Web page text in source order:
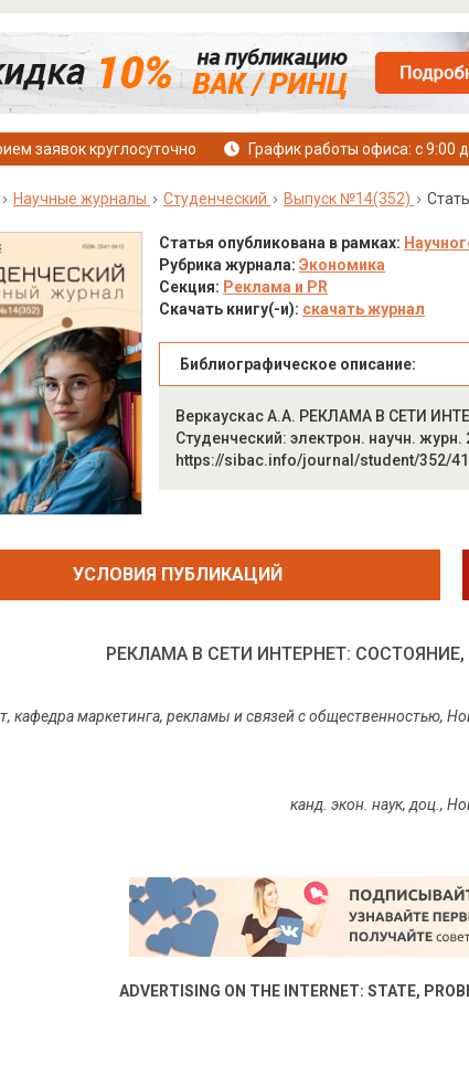
заявок круглосуточно График работы офиса: с 9:00
Научные журналы Студенческий Выпуск №14(352)
Статья опубликована в рамках:
Рубрика журнала: Экономика
Секция: Реклама и PR
Скачать книгу(-и): скачать журнал
Библиографическое описание:
Веркаускас А.А. РЕКЛАМА В СЕТИ
Студенческий: электрон. научн. журн.
https://sibac.info/journal/student/352/
УСЛОВИЯ ПУБЛИКАЦИЙ
РЕКЛАМА В СЕТИ ИНТЕРНЕТ:
кафедра маркетинга, рекламы и связей с общественностью,
канд. экон. наук, доц.,
ADVERTISING ON THE INTERNET: STATE,